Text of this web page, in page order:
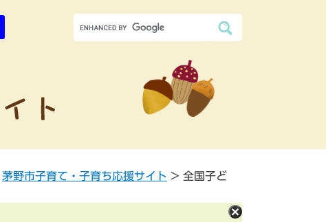
茅野市子育て・子育ち応援サイト > 全国子ど